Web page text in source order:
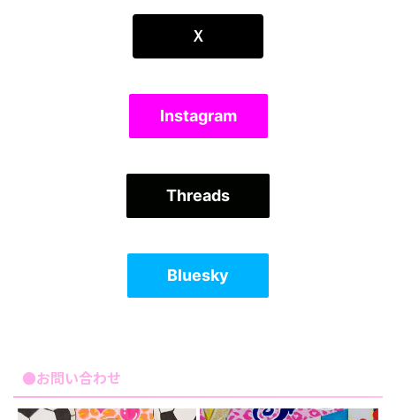
Ｘ
Instagram
Threads
Bluesky
●お問い合わせ